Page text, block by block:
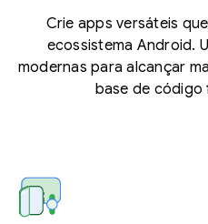
Crie apps versáteis
ecossistema Android.
modernas para alcançar
base de código